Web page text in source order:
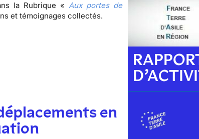
la Rubrique «Aux portes de
et témoignages collectés.
en